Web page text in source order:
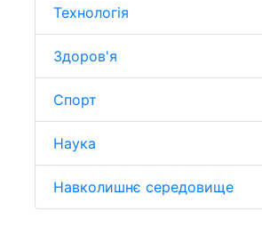
Технологія
Здоров'я
Спорт
Наука
Навколишнє середовище